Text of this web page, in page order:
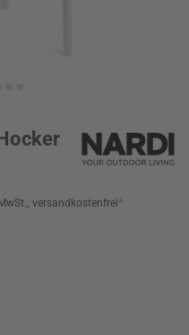
versandkostenfrei*